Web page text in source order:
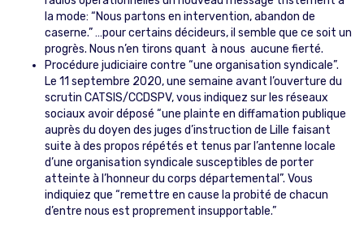
la mode: “Nous partons en intervention, abandon de
caserne.” …pour certains décideurs, il semble que ce soit un
progrès. Nous n’en tirons quant à nous aucune fierté.
Procédure judiciaire contre “une organisation syndicale”.
Le 11 septembre 2020, une semaine avant l’ouverture du
scrutin CATSIS/CCDSPV, vous indiquez sur les réseaux
sociaux avoir déposé “une plainte en diffamation publique
auprès du doyen des juges d’instruction de Lille faisant
suite à des propos répétés et tenus par l’antenne locale
d’une organisation syndicale susceptibles de porter
atteinte à l’honneur du corps départemental”. Vous
indiquiez que “remettre en cause la probité de chacun
d’entre nous est proprement insupportable.”